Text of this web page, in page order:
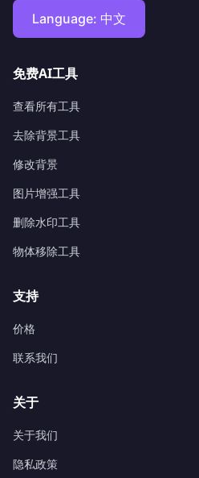
Language: 中文
免费AI工具
查看所有工具
去除背景工具
修改背景
图片增强工具
删除水印工具
物体移除工具
支持
价格
联系我们
关于
关于我们
隐私政策